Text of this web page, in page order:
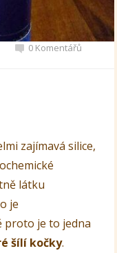
0 Komentářů
zajímavá silice,
látku
je
proto je to jedna
šílí kočky.